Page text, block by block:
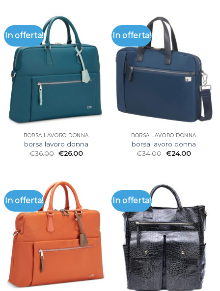
In offerta!
BORSA LAVORO DONNA
borsa lavoro donna
€36.00 €26.00
In offerta!
BORSA LAVORO DONNA
borsa lavoro donna
€34.00 €24.00
In offerta! In offerta!